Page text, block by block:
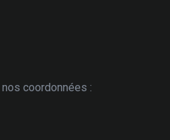
coordonnées :